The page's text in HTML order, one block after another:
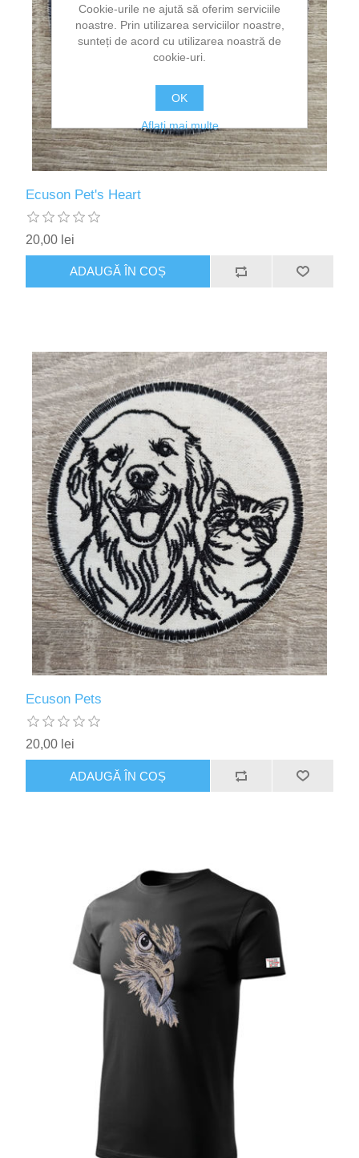
Ecuson Pet's Heart
20,00 lei
Ecuson Pets
20,00 lei
Cookie-urile ne ajută să oferim serviciile
noastre. Prin utilizarea serviciilor noastre,
sunteți de acord cu utilizarea noastră de
cookie-uri.
OK
Aflați mai multe